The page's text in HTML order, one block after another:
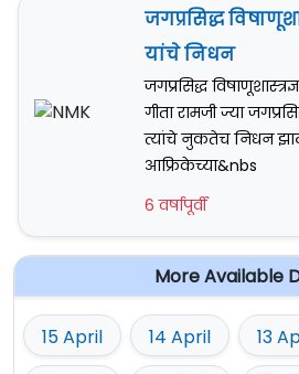
जगप्रसिद्ध
यांचे निधन
जगप्रसिद्ध
गीता रामजी ज्या
त्यांचे नुकतेच निधन
आफ्रिकेच्या&nbs
6 वर्षापूर्वी
More Available
15 April 14 April 13